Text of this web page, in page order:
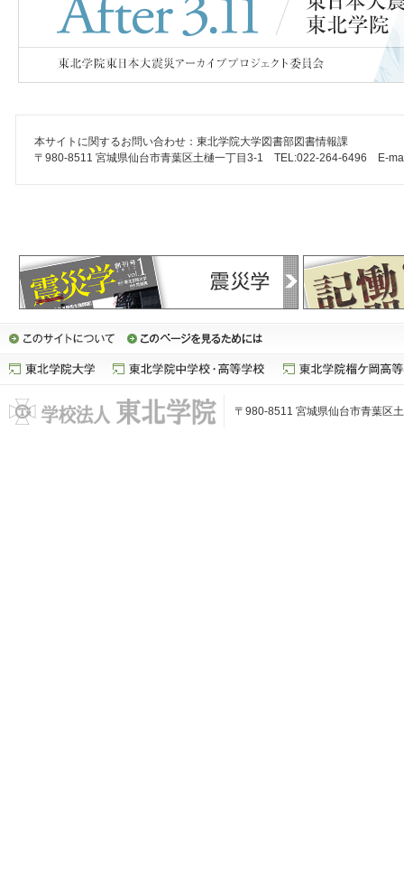
本サイトに関するお問い合わせ：東北学院大学図書部図書情報課
〒980-8511 宮城県仙台市青葉区土樋一丁目3-1 TEL:022-264-6496 E-
〒980-8511 宮城県仙台市青葉区